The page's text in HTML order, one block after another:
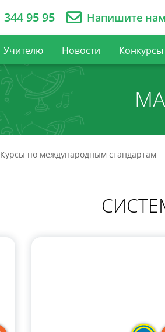
344 95 95 Напишите нам
Учителю Новости Конкурсы
Курсы по международным стандартам